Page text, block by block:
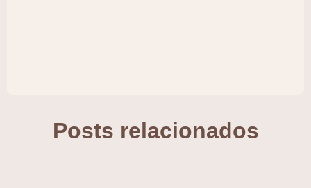
Posts relacionados